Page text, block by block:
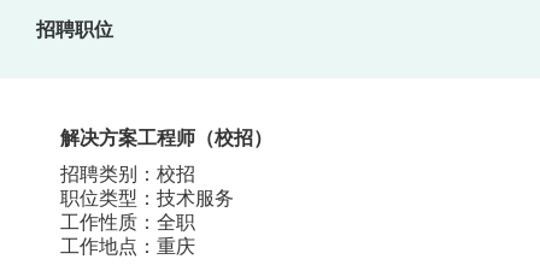
招聘职位
解决方案工程师（校招）
招聘类别：校招
职位类型：技术服务
工作性质：全职
工作地点：重庆